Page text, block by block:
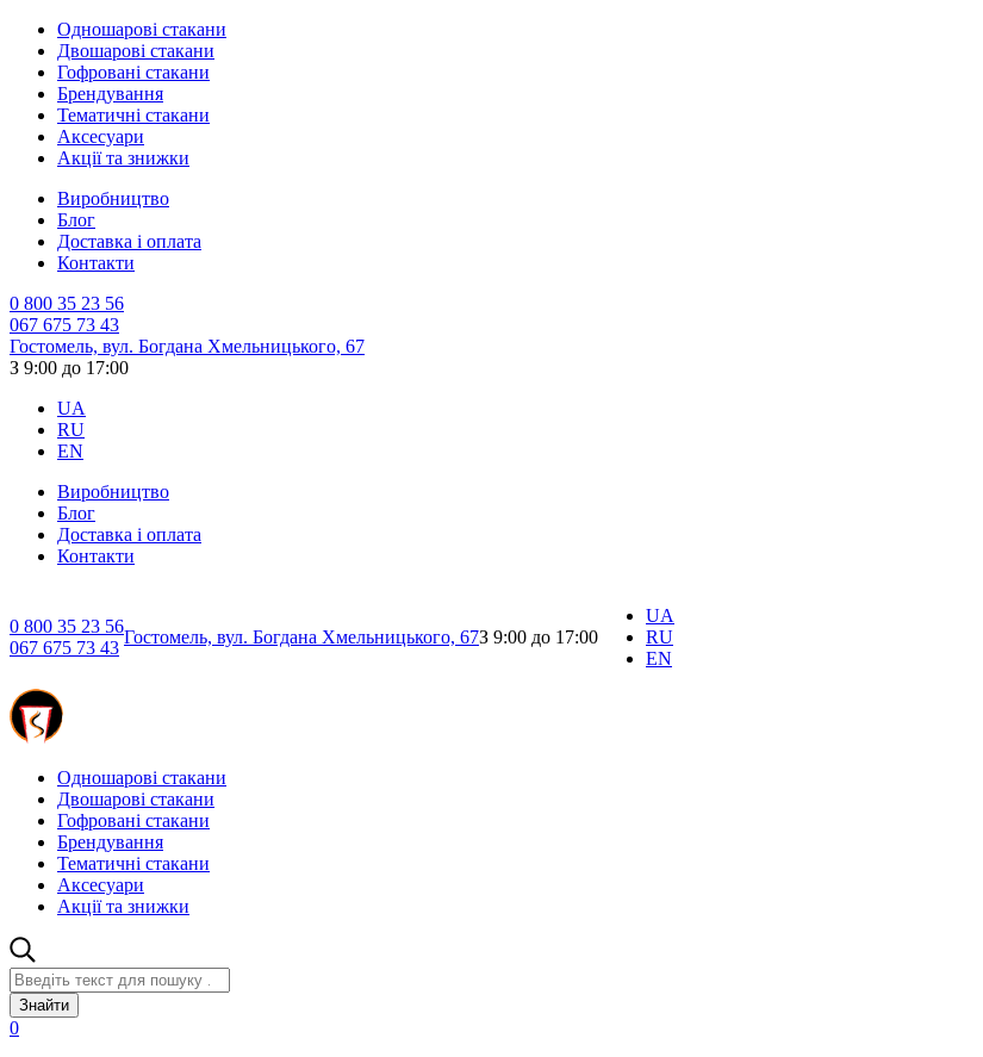
Одношарові стакани
Двошарові стакани
Гофровані стакани
Брендування
Тематичні стакани
Аксесуари
Акції та знижки
Виробництво
Блог
Доставка і оплата
Контакти
0 800 35 23 56
067 675 73 43
Гостомель, вул. Богдана Хмельницького, 67
З 9:00 до 17:00
UA
RU
EN
Виробництво
Блог
Доставка і оплата
Контакти
0 800 35 23 56
067 675 73 43
Гостомель, вул. Богдана Хмельницького, 67З 9:00 до 17:00
UA
RU
EN
Одношарові стакани
Двошарові стакани
Гофровані стакани
Брендування
Тематичні стакани
Аксесуари
Акції та знижки
Знайти
0